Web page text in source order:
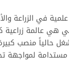
في الزراعة
هي عالمة زراعية
لمواجهة